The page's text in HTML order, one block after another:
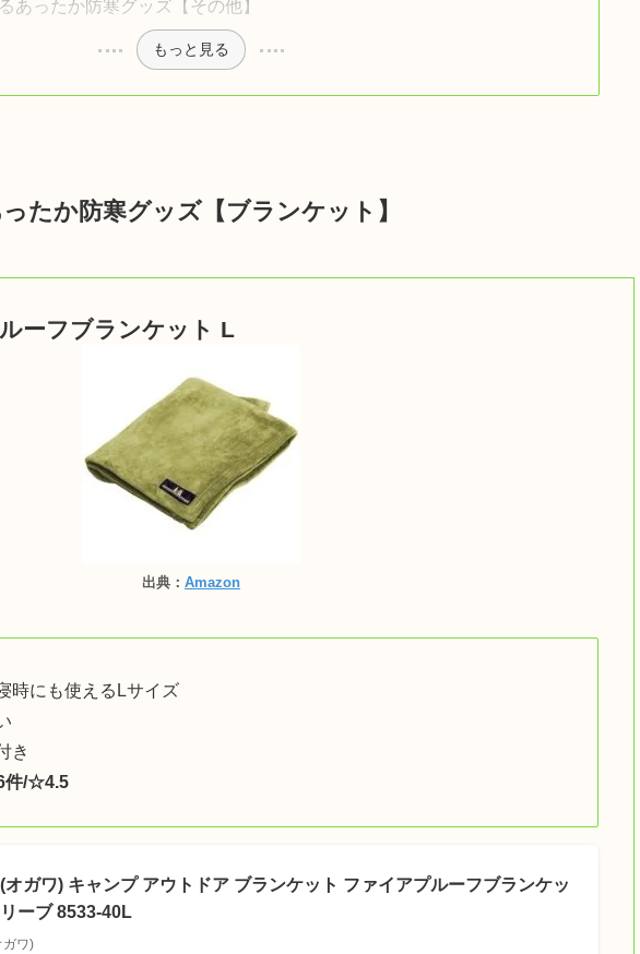
あったか防寒グッズ【その他】
もっと見る
たか防寒グッズ【ブランケット】
ーフブランケット L
出典： Amazon
時にも使えるLサイズ
き
件/☆4.5
ガワ) キャンプ アウトドア ブランケット ファイアプルーフブランケッ
リーブ 8533-40L
ワ)